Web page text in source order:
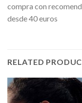
compra con
desde 40 euros
RELATED